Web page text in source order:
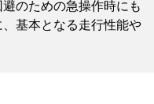
のための急操作時にも
基本となる走行性能や